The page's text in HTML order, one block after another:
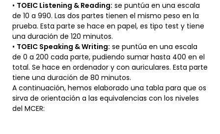
• TOEIC Listening & Reading: se puntúa en una escala
de 10 a 990. Las dos partes tienen el mismo peso en la
prueba. Esta parte se hace en papel, es tipo test y tiene
una duración de 120 minutos.
• TOEIC Speaking & Writing: se puntúa en una escala
de 0 a 200 cada parte, pudiendo sumar hasta 400 en el
total. Se hace en ordenador y con auriculares. Esta parte
tiene una duración de 80 minutos.
A continuación, hemos elaborado una tabla para que os
sirva de orientación a las equivalencias con los niveles
del MCER: